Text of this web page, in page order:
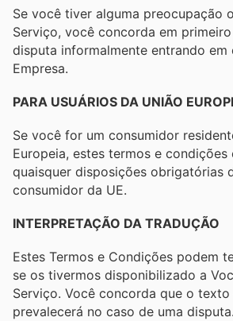
Se você tiver alguma preocupação
Serviço, você concorda em
disputa informalmente entrando
Empresa.
PARA USUÁRIOS DA UNIÃO
Se você for um consumidor
Europeia, estes termos e condições
quaisquer disposições obrigatórias
consumidor da UE.
INTERPRETAÇÃO DA TRADUÇÃO
Estes Termos e Condições podem
se os tivermos disponibilizado a
Serviço. Você concorda que o
prevalecerá no caso de uma disputa.